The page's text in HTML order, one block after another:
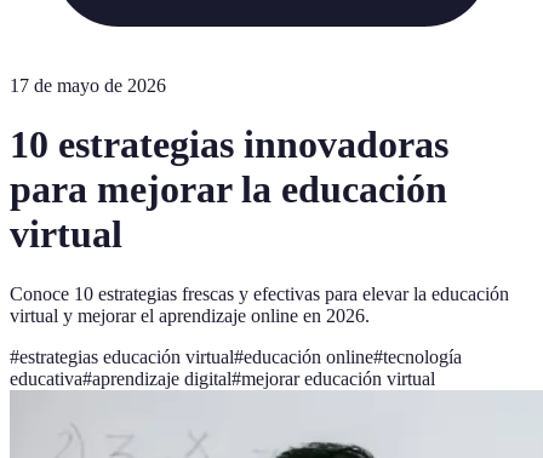
17 de mayo de 2026
10 estrategias innovadoras
para mejorar la educación
virtual
Conoce 10 estrategias frescas y efectivas para elevar la educación
virtual y mejorar el aprendizaje online en 2026.
#estrategias educación virtual#educación online#tecnología
educativa#aprendizaje digital#mejorar educación virtual